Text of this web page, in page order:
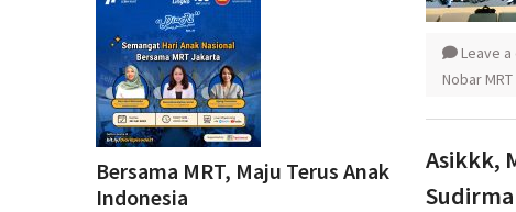
Leave
Nobar
Asikkk,
Bersama MRT, Maju Terus Anak
Indonesia